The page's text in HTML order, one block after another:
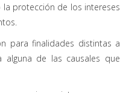
protección de los intereses
para finalidades distintas a
de las causales que